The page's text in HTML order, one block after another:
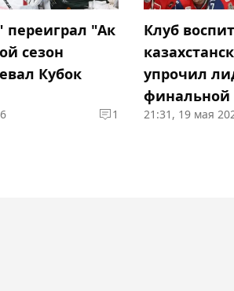
переиграл "Ак
сезон
Кубок
1
Клуб
упрочил
финальной
Гагарина-
21:31, 19 мая